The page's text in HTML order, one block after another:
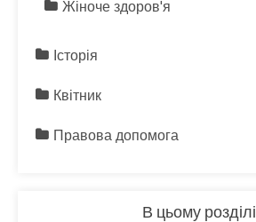
Жіноче здоров'я
Історія
Квітник
Правова допомога
В цьому розділі